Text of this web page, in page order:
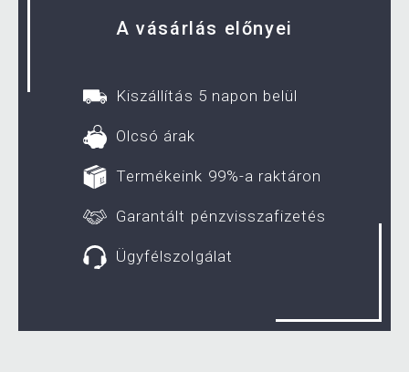
A vásárlás előnyei
Kiszállítás 5 napon belül
Olcsó árak
Termékeink 99%-a raktáron
Garantált pénzvisszafizetés
Ügyfélszolgálat